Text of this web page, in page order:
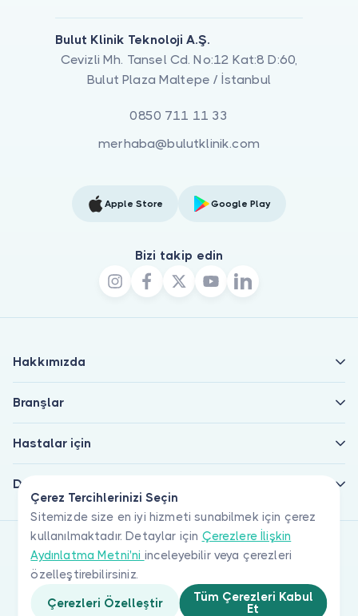
Çerez Tercihlerinizi Seçin
Sitemizde size en iyi hizmeti sunabilmek için çerez
kullanılmaktadır. Detaylar için Çerezlere İlişkin
Aydınlatma Metni'ni inceleyebilir veya çerezleri
özelleştirebilirsiniz.
Çerezleri Özelleştir
Tüm Çerezleri Kabul
Et
Bulut Klinik Teknoloji A.Ş.
Cevizli Mh. Tansel Cd. No:12 Kat:8 D:60,
Bulut Plaza Maltepe / İstanbul
0850 711 11 33
merhaba@bulutklinik.com
Apple Store Google Play
Bizi takip edin
Hakkımızda
Branşlar
Hastalar için
Doktorlar için